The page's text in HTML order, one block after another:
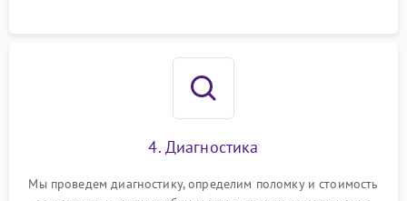
4. Диагностика
Мы проведем диагностику, определим поломку и стоимость